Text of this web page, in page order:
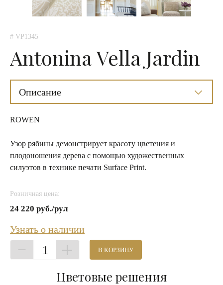
# VP1345
Antonina Vella Jardin
Описание
ROWEN
Узор рябины демонстрирует красоту цветения и
плодоношения дерева с помощью художественных
силуэтов в технике печати Surface Print.
Розничная цена:
24 220 руб./рул
Узнать о наличии
1 В КОРЗИНУ
Цветовые решения